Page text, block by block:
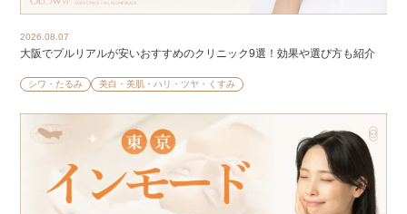
2026.08.07
大阪でプルリアルが安いおすすめのクリニック9選！効果や選び方も紹介
シワ・たるみ 美白・美肌・ハリ・ツヤ・くすみ